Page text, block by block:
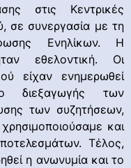
στις Κεντρικές
σε συνεργασία με τη
Ενηλίκων. Η
εθελοντική. Οι
είχαν ενημερωθεί
διεξαγωγής των
των συζητήσεων,
και
Τέλος,
η ανωνυμία και το